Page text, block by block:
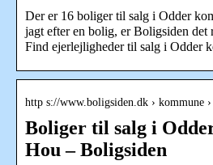
Der er 16 boliger til salg i Odder
jagt efter en bolig, er Boligsiden det
Find ejerlejligheder til salg i Odder
http s://www.boligsiden.dk › kommune ›
Boliger til salg i
Hou – Boligsiden